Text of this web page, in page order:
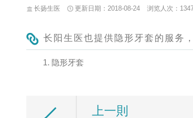
长扬生医 更新日期：2018-08-24 浏览人次：
长阳生医也提供隐形牙套的服务
隐形牙套
上一則